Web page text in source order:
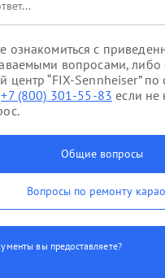
ознакомиться с
вопросами, либо
центр “FIX-Sennheiser”
+7 (800) 301-55-83 если не
Общие вопросы
Вопросы по ремонту
вы предоставляете?